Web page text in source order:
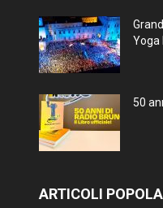
Yoga
50
ARTICOLI